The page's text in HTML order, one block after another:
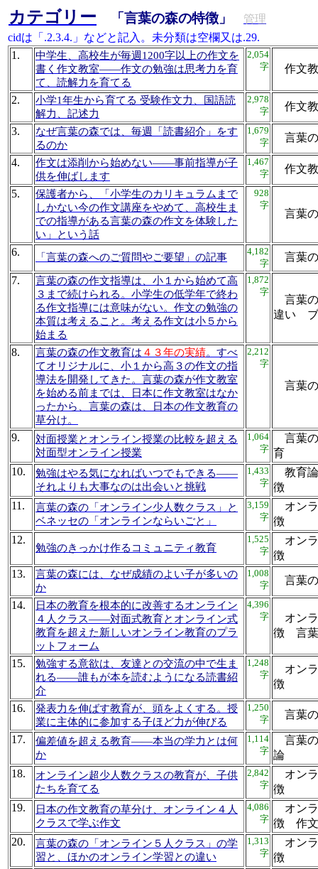
カテゴリー 「言葉の森の特徴」
管理
cidは「.2.3.4.」などと記入。未分類は空欄又は.29.
1.
中学生、高校生が毎週1200字以上の作文を
書く作文教室――作文の勉強は思考力を育
て、読解力を育てる
2,054
字
作文
2.
小学1年生から育てる 受験作文力、国語読
解力、記述力
2,978
字
作文
3.
なぜ言葉の森では、毎週「読書紹介」をす
るのか
1,679
字
言葉
4.
作文は添削から始めない――事前指導が子
供を伸ばします
1,467
字
作文
5.
保護者から、「小学生のカリキュラムまで
しかない今の作文講座をやめて、高校生ま
での指導がある言葉の森の作文を体験した
い」という話
928
字
言葉
6. 「言葉の森へのご質問やご要望」の記事
4,182
字
言葉
7.
言葉の森の作文指導は、小１から始めて高
３まで続けられる。小学生の低学年で終わ
る作文指導には意味がない。作文の勉強の
本質は考えること。考える作文は小５から
始まる
1,872
字
言葉
違い
8. 言葉の森の作文教育は ４３年の実績。すべ
てオリジナルに、小１から高３の作文の指
導法を開発してきた。言葉の森が作文教室
を始める前までは、日本に作文教室はなか
ったから、言葉の森は、日本の作文教育の
草分け。
2,212
字
言葉
9.
対面授業とオンライン授業の比較を超える
対面型オンライン授業
1,064
字
言葉
育
10.
勉強はやる気になればいつでもできる――
それよりも大事なのは出会いと挑戦
1,433
字
教育
徴
11.
言葉の森の「オンライン少人数クラス」と
ベネッセの「オンラインならいごと」
3,159
字
オン
徴
12.
勉強のきっかけ作るコミュニティ教育
1,525
字
オン
徴
13.
言葉の森には、なぜ成績のよい子が多いの
か
1,008
字
言葉
14.
日本の教育を根本的に改善するオンライン
４人クラス――対面式教育とオンライン式
教育を超えた新しいオンライン教育のプラ
ットフォーム
4,396
字
オン
徴 言
15.
勉強する意欲は、友達との交流の中で生ま
れる――誰もが本を読むようになる読書紹
介
1,248
字
オン
徴
16.
発表力を伸ばす教育が、頭をよくする。授
業に主体的に参加する子ほど力が伸びる
1,250
字
言葉
17.
偏差値を超える教育――本当の学力とは何
か
1,114
字
言葉
論
18.
オンライン超少人数クラスの教育が、子供
たちを育てる
2,842
字
オン
徴
19.
日本の作文教育の草分け、オンライン４人
クラスで学ぶ作文
4,086
字
オン
徴 作
20.
言葉の森の「オンライン５人クラス」の学
習と、ほかのオンライン学習との違い
1,313
字
オン
徴